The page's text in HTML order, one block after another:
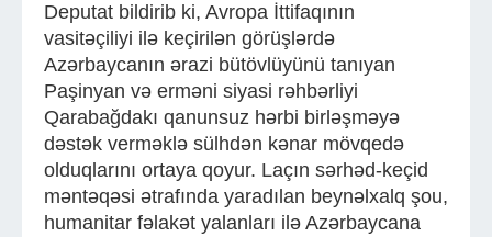
Deputat bildirib ki, Avropa İttifaqının
vasitəçiliyi ilə keçirilən görüşlərdə
Azərbaycanın ərazi bütövlüyünü tanıyan
Paşinyan və erməni siyasi rəhbərliyi
Qarabağdakı qanunsuz hərbi birləşməyə
dəstək verməklə sülhdən kənar mövqedə
olduqlarını ortaya qoyur. Laçın sərhəd-keçid
məntəqəsi ətrafında yaradılan beynəlxalq şou,
humanitar fəlakət yalanları ilə Azərbaycana